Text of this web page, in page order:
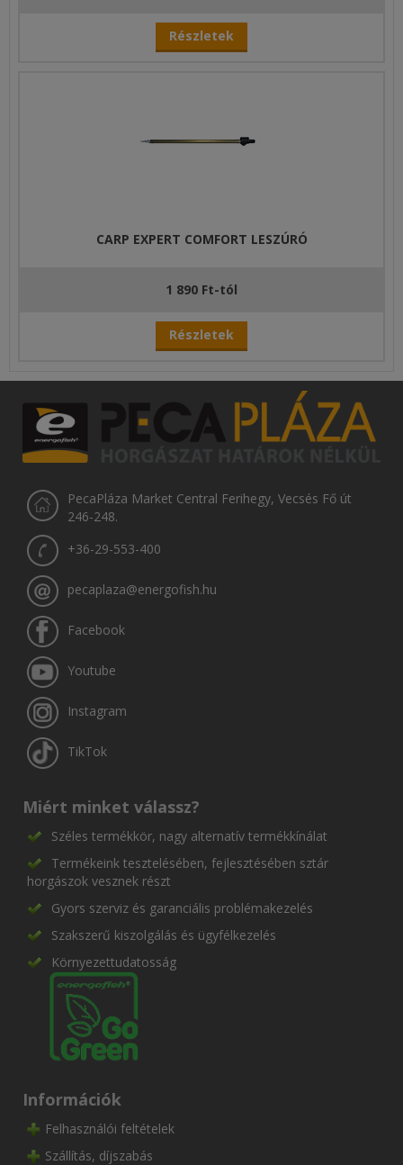
Részletek
CARP EXPERT COMFORT LESZÚRÓ
1 890 Ft-tól
Részletek
PecaPláza Market Central Ferihegy, Vecsés Fő út
246-248.
+36-29-553-400
pecaplaza@energofish.hu
Facebook
Youtube
Instagram
TikTok
Miért minket válassz?
Széles termékkör, nagy alternatív termékkínálat
Termékeink tesztelésében, fejlesztésében sztár
horgászok vesznek részt
Gyors szerviz és garanciális problémakezelés
Szakszerű kiszolgálás és ügyfélkezelés
Környezettudatosság
Információk
Felhasználói feltételek
Szállítás, díjszabás